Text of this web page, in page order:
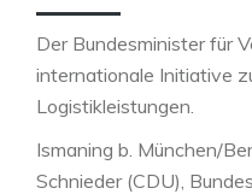
Der Bundesminister für
internationale Initiative
Logistikleistungen.
Ismaning b. München/
Schnieder (CDU),